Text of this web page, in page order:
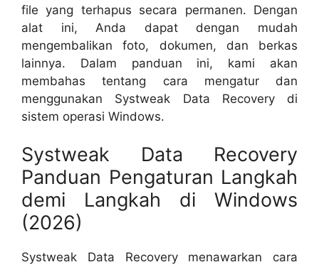
file yang terhapus secara permanen. Dengan
alat ini, Anda dapat dengan mudah
mengembalikan foto, dokumen, dan berkas
lainnya. Dalam panduan ini, kami akan
membahas tentang cara mengatur dan
menggunakan Systweak Data Recovery di
sistem operasi Windows.
Systweak Data Recovery
Panduan Pengaturan Langkah
demi Langkah di Windows
(2026)
Systweak Data Recovery menawarkan cara